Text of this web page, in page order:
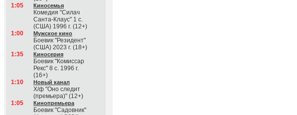
1:05
Киносемья
Комедия "Силач
Санта-Клаус" 1 с.
(США) 1996 г. (12+)
1:00
Мужское кино
Боевик "Резидент"
(США) 2023 г. (18+)
1:35
Киносерия
Боевик "Комиссар
Рекс" 8 с. 1996 г.
(16+)
1:10
Новый канал
Х/ф "Оно следит
(премьера)" (12+)
1:05
Кинопремьера
Боевик "Садовник"